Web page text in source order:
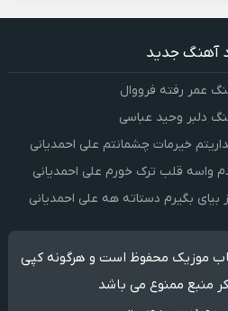
آهنگ جدید
عمر رفته فرووال
دلبر وحید عباسی
خیرمات چشمانتم علی احمدیانی
واسه قلب ترک خورم علی احمدیانی
بگیرم دستاته هه علی احمدیانی
موزیک محفوظ است و هرگونه کپی
منبع ممنوع می باشد